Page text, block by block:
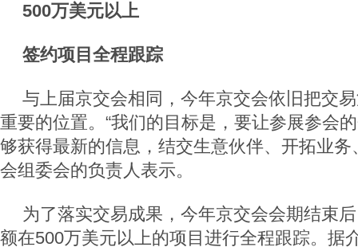
500万美元以上
签约项目全程跟踪
与上届京交会相同，今年京交会依旧把交
重要的位置。“我们的目标是，要让参展参会
够获得最新的信息，结交生意伙伴、开拓业务
会组委会的负责人表示。
为了落实交易成果，今年京交会会期结束
额在500万美元以上的项目进行全程跟踪。据